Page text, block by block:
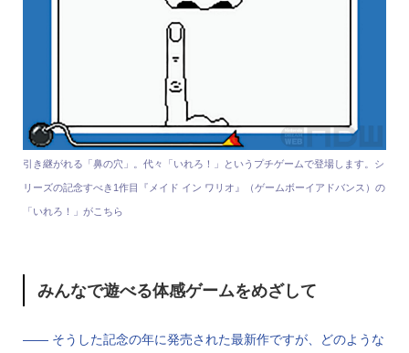
引き継がれる「鼻の穴」。代々「いれろ！」というプチゲームで登場します。シ
リーズの記念すべき1作目『メイド イン ワリオ』（ゲームボーイアドバンス）の
「いれろ！」がこちら
みんなで遊べる体感ゲームをめざして
—— そうした記念の年に発売された最新作ですが、どのような